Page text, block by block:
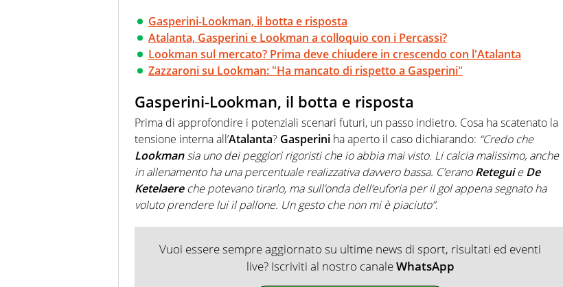
Gasperini-Lookman, il botta e risposta
Atalanta, Gasperini e Lookman a colloquio con i Percassi?
Lookman sul mercato? Prima deve chiudere in crescendo con l'Atalanta
Zazzaroni su Lookman: "Ha mancato di rispetto a Gasperini"
Gasperini-Lookman, il botta e risposta
Prima di approfondire i potenziali scenari futuri, un passo indietro. Cosa ha scatenato la
tensione interna all’Atalanta? Gasperini ha aperto il caso dichiarando: “Credo che
Lookmansia uno dei peggiori rigoristi che io abbia mai visto. Li calcia malissimo, anche
in allenamento ha una percentuale realizzativa davvero bassa. C’eranoReteguieDe
Ketelaereche potevano tirarlo, ma sull’onda dell’euforia per il gol appena segnato ha
voluto prendere lui il pallone. Un gesto che non mi è piaciuto”.
Vuoi essere sempre aggiornato su ultime news di sport, risultati ed eventi
live? Iscriviti al nostro canaleWhatsApp